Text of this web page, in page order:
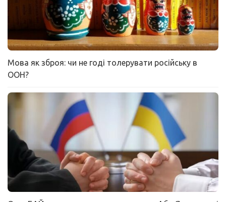
Мова як зброя: чи не годі толерувати російську в
ООН?